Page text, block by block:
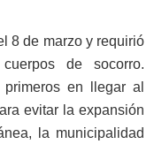
8 de marzo y requirió
de socorro.
en llegar al
evitar la expansión
la municipalidad